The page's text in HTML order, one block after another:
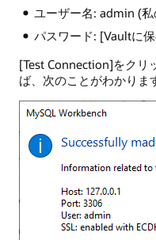
ユーザー名: admin (
パスワード: [Vaultに
[Test Connection]をクリ
ば、次のことがわかりま